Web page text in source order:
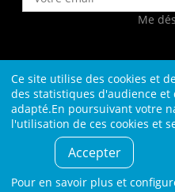
Ce site utilise des cookies et
des statistiques d'audience
adapté.En poursuivant votre
l'utilisation de ces cookies et
Accepter
Pour en savoir plus et
Me
Contact Plan du site
Charte L4M
Cookies et confidentialité
© L4M - 2004-2026